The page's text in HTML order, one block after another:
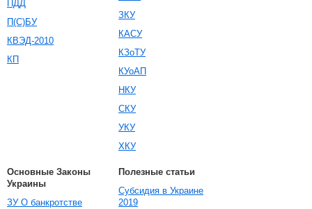
ПДД
П(С)БУ
КВЭД-2010
КП
ЗКУ
КАСУ
КЗоТУ
КУоАП
НКУ
СКУ
УКУ
ХКУ
Основные Законы
Украины
ЗУ О банкротстве
Полезные статьи
Субсидия в Украине
2019